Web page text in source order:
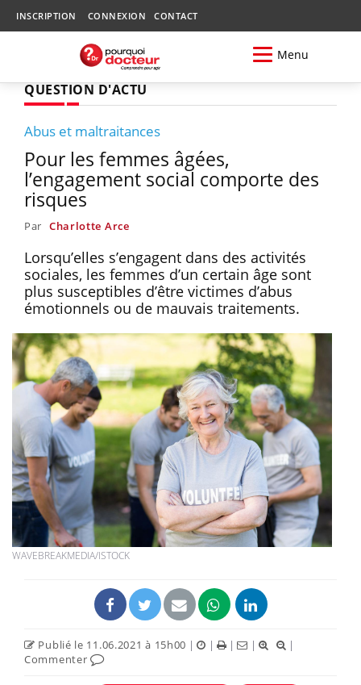
INSCRIPTION CONNEXION CONTACT
Menu
QUESTION D'ACTU
Abus et maltraitances
Pour les femmes âgées,
l’engagement social comporte des
risques
Par Charlotte Arce
Lorsqu’elles s’engagent dans des activités
sociales, les femmes d’un certain âge sont
plus susceptibles d’être victimes d’abus
émotionnels ou de mauvais traitements.
WAVEBREAKMEDIA/ISTOCK
Publié le 11.06.2021 à 15h00 | | | |
|
Commenter